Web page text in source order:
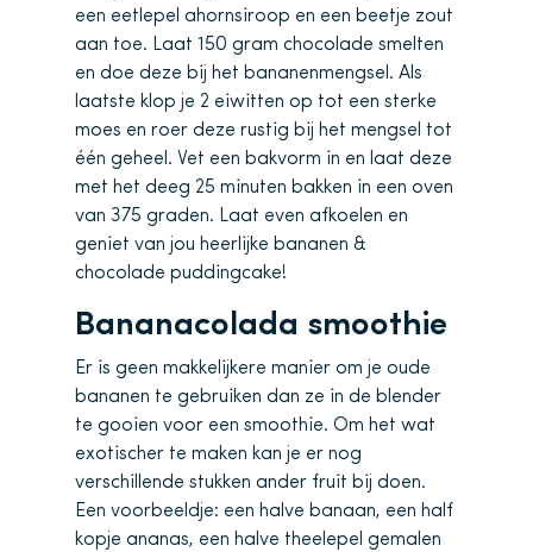
een eetlepel ahornsiroop en een beetje zout
aan toe. Laat 150 gram chocolade smelten
en doe deze bij het bananenmengsel. Als
laatste klop je 2 eiwitten op tot een sterke
moes en roer deze rustig bij het mengsel tot
één geheel. Vet een bakvorm in en laat deze
met het deeg 25 minuten bakken in een oven
van 375 graden. Laat even afkoelen en
geniet van jou heerlijke bananen &
chocolade puddingcake!
Bananacolada smoothie
Er is geen makkelijkere manier om je oude
bananen te gebruiken dan ze in de blender
te gooien voor een smoothie. Om het wat
exotischer te maken kan je er nog
verschillende stukken ander fruit bij doen.
Een voorbeeldje: een halve banaan, een half
kopje ananas, een halve theelepel gemalen